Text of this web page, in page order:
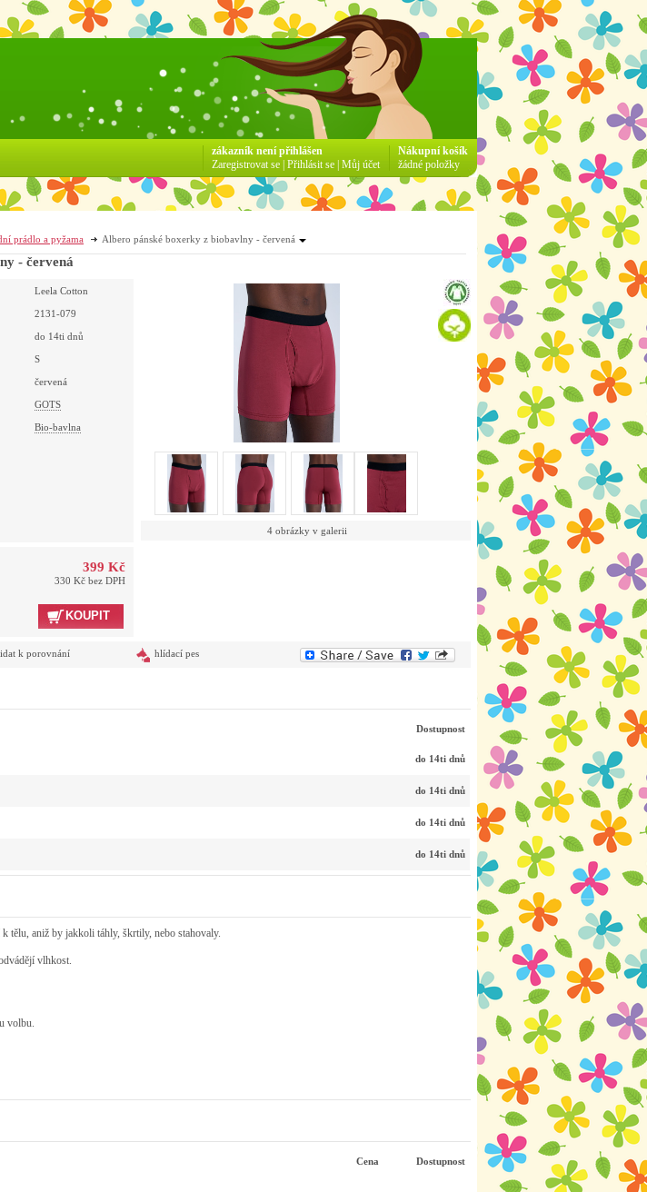
prádlo a pyžama Albero pánské boxerky z biobavlny - červená
- červená
Leela Cotton
2131-079
do 14ti dnů
S
červená
GOTS
Bio-bavlna
4 obrázky v galerii
399 Kč
330 Kč bez DPH
KOUPIT
k porovnání hlídací pes
Dostupnost
do 14ti dnů
do 14ti dnů
do 14ti dnů
do 14ti dnů
tělu, aniž by jakkoli táhly, škrtily, nebo stahovaly.
vlhkost.
volbu.
Cena Dostupnost
Nákupní košík
žádné položky
zákazník není přihlášen
Zaregistrovat se Přihlásit se Můj účet